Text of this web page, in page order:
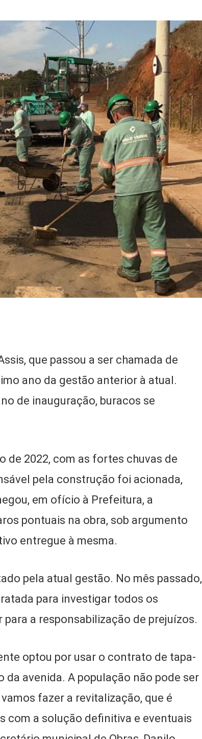
que passou a ser chamada de
ano da gestão anterior à atual.
de inauguração, buracos se
de 2022, com as fortes chuvas de
pela construção foi acionada,
em ofício à Prefeitura, a
pontuais na obra, sob argumento
entregue à mesma.
pela atual gestão. No mês passado,
para investigar todos os
a responsabilização de prejuízos.
optou por usar o contrato de tapa-
avenida. A população não pode ser
fazer a revitalização, que é
com a solução definitiva e eventuais